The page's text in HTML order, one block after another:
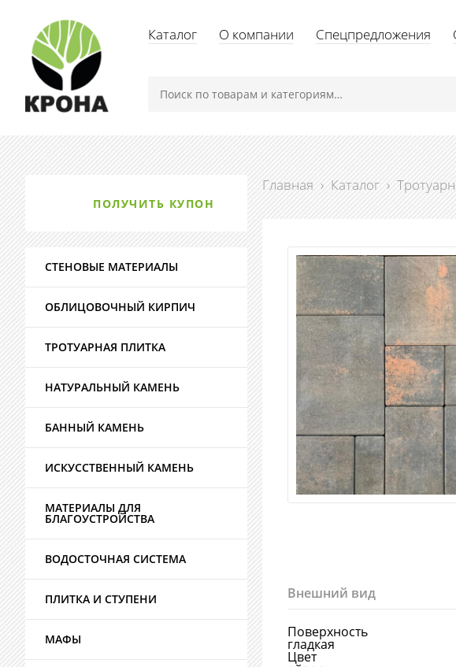
Каталог О компании Спецпредложения
Главная › Каталог ›
Внешний вид
Поверхность
гладкая
Цвет
ПОЛУЧИТЬ КУПОН
СТЕНОВЫЕ МАТЕРИАЛЫ
ОБЛИЦОВОЧНЫЙ КИРПИЧ
ТРОТУАРНАЯ ПЛИТКА
НАТУРАЛЬНЫЙ КАМЕНЬ
БАННЫЙ КАМЕНЬ
ИСКУССТВЕННЫЙ КАМЕНЬ
МАТЕРИАЛЫ ДЛЯ
БЛАГОУСТРОЙСТВА
ВОДОСТОЧНАЯ СИСТЕМА
ПЛИТКА И СТУПЕНИ
МАФЫ